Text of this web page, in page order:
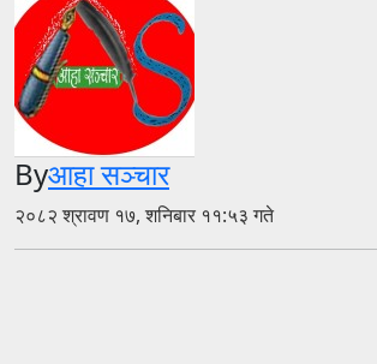
Byआहा सञ्चार
२०८२ श्रावण १७, शनिबार ११:५३ गते